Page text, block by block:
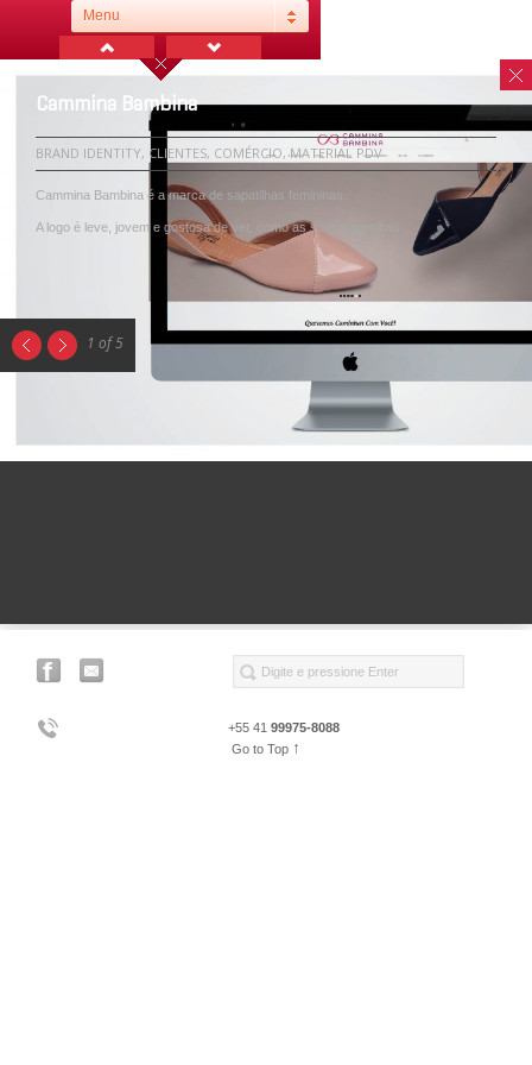
Menu
1 of 5
Cammina Bambina
BRAND IDENTITY, CLIENTES, COMÉRCIO, MATERIAL PDV
Cammina Bambina é a marca de sapatilhas femininas.
A logo é leve, jovem e gostosa de ver, como as suas sapatilhas.
+55 41 99975-8088
Go to Top ↑